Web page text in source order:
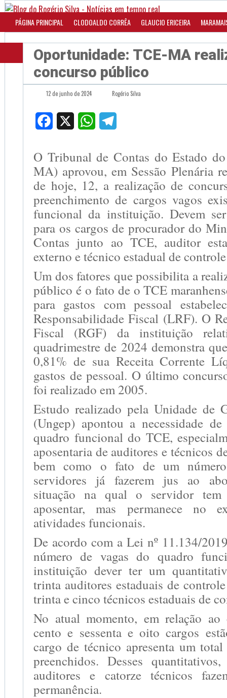
PÁGINA PRINCIPAL CLODOALDO CORRÊA GLAUCIO ERICEIRA
Oportunidade: TCE-MA
concurso público
12 de junho de 2024 Rogério Silva
Facebook WhatsApp
O Tribunal de Contas do Estado
MA) aprovou, em Sessão Plenária
de hoje, 12, a realização de
preenchimento de cargos vagos
funcional da instituição. Devem
para os cargos de procurador do
Contas junto ao TCE, auditor
externo e técnico estadual de
Um dos fatores que possibilita a
público é o fato de o TCE
para gastos com pessoal
Responsabilidade Fiscal (LRF). O
Fiscal (RGF) da instituição
quadrimestre de 2024 demonstra
0,81% de sua Receita Corrente
gastos de pessoal. O último
foi realizado em 2005.
Estudo realizado pela Unidade de
(Ungep) apontou a necessidade
quadro funcional do TCE,
aposentaria de auditores e técnicos
bem como o fato de um
servidores já fazerem jus ao
situação na qual o servidor
aposentar, mas permanece no
atividades funcionais.
De acordo com a Lei nº 11.134/
número de vagas do quadro
instituição dever ter um
trinta auditores estaduais de
trinta e cinco técnicos estaduais de
No atual momento, em relação ao
cento e sessenta e oito cargos
cargo de técnico apresenta um
preenchidos. Desses
auditores e catorze técnicos
permanência.